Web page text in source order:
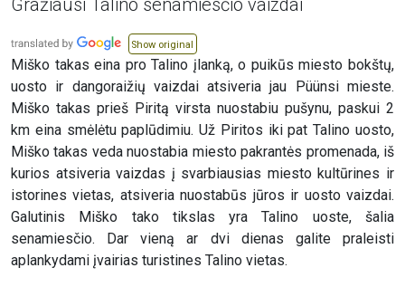
Show original
Miško takas eina pro Talino įlanką, o puikūs miesto bokštų,
uosto ir dangoraižių vaizdai atsiveria jau Püünsi mieste.
Miško takas prieš Piritą virsta nuostabiu pušynu, paskui 2
km eina smėlėtu paplūdimiu. Už Piritos iki pat Talino uosto,
Miško takas veda nuostabia miesto pakrantės promenada, iš
kurios atsiveria vaizdas į svarbiausias miesto kultūrines ir
istorines vietas, atsiveria nuostabūs jūros ir uosto vaizdai.
Galutinis Miško tako tikslas yra Talino uoste, šalia
senamiesčio. Dar vieną ar dvi dienas galite praleisti
aplankydami įvairias turistines Talino vietas.